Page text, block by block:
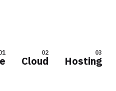
Cloud Hosting